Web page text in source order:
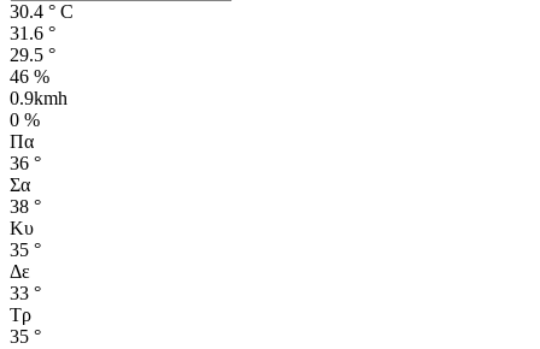
30.4 ° C
31.6 °
29.5 °
46 %
0.9kmh
0 %
Πα
36 °
Σα
38 °
Κυ
35 °
Δε
33 °
Τρ
35 °